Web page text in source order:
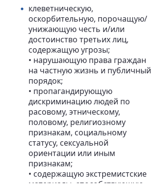
клеветническую,
оскорбительную, порочащую/
унижающую честь и/или
достоинство третьих лиц,
содержащую угрозы;
• нарушающую права граждан
на частную жизнь и публичный
порядок;
• пропагандирующую
дискриминацию людей по
расовому, этническому,
половому, религиозному
признакам, социальному
статусу, сексуальной
ориентации или иным
признакам;
• содержащую экстремистские
материалы, способствующую